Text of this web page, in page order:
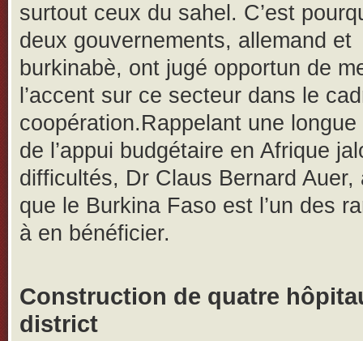
surtout ceux du sahel. C’est
deux gouvernements, allemand et
burkinabè, ont jugé opportun de
l’accent sur ce secteur dans le
coopération.Rappelant une
de l’appui budgétaire en Afrique
difficultés, Dr Claus Bernard Auer,
que le Burkina Faso est l’un des
à en bénéficier.
Construction de quatre
district